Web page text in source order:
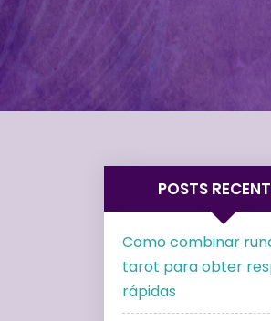
POSTS
Como combinar
tarot para obter
rápidas